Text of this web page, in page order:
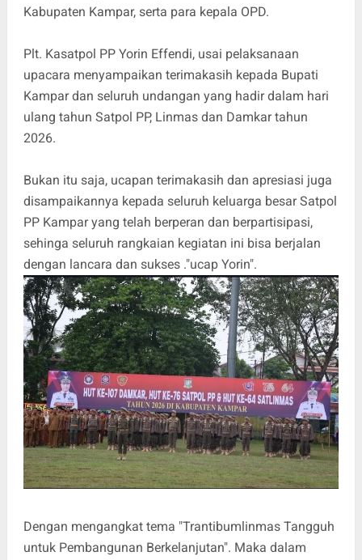
Kabupaten Kampar, serta para kepala OPD.
Plt. Kasatpol PP Yorin Effendi, usai pelaksanaan
upacara menyampaikan terimakasih kepada Bupati
Kampar dan seluruh undangan yang hadir dalam hari
ulang tahun Satpol PP, Linmas dan Damkar tahun
2026.
Bukan itu saja, ucapan terimakasih dan apresiasi juga
disampaikannya kepada seluruh keluarga besar Satpol
PP Kampar yang telah berperan dan berpartisipasi,
sehinga seluruh rangkaian kegiatan ini bisa berjalan
dengan lancara dan sukses ."ucap Yorin".
Dengan mengangkat tema "Trantibumlinmas Tangguh
untuk Pembangunan Berkelanjutan". Maka dalam